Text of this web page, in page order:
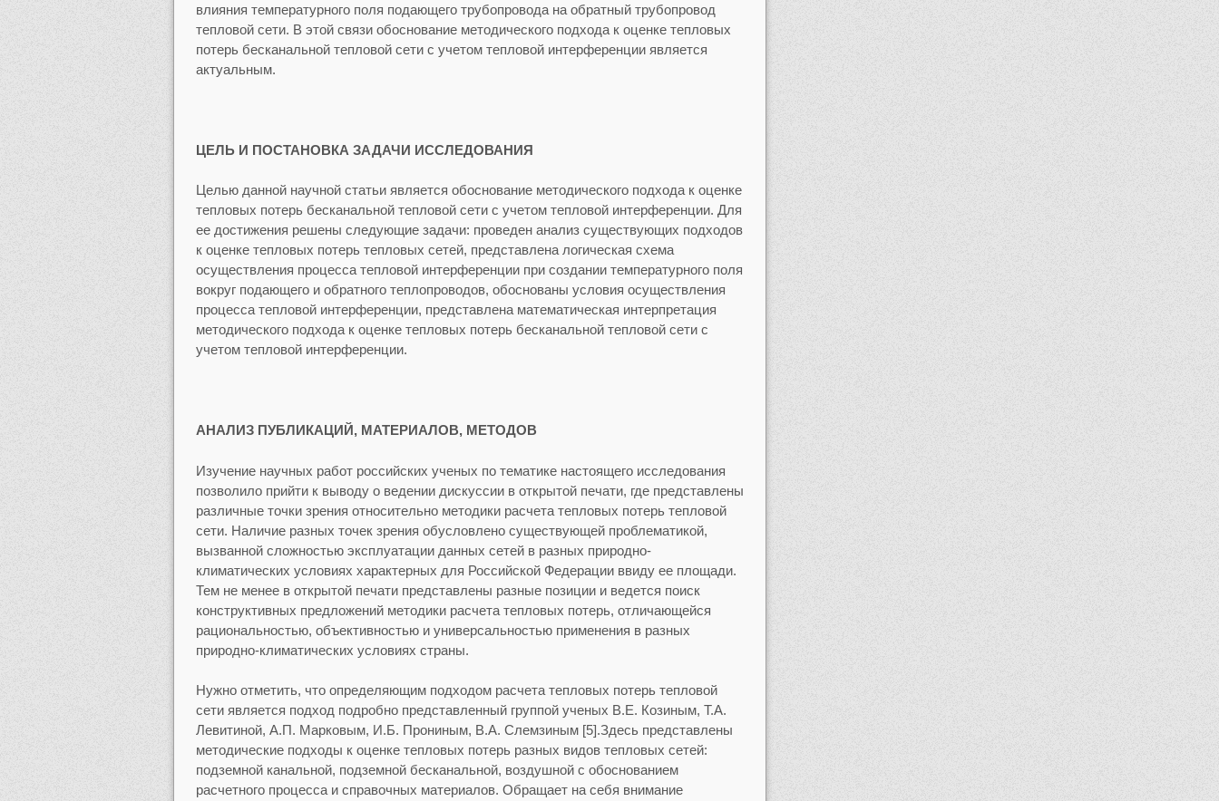
влияния температурного поля подающего трубопровода на обратный трубопровод
тепловой сети. В этой связи обоснование методического подхода к оценке тепловых
потерь бесканальной тепловой сети с учетом тепловой интерференции является
актуальным.
ЦЕЛЬ И ПОСТАНОВКА ЗАДАЧИ ИССЛЕДОВАНИЯ
Целью данной научной статьи является обоснование методического подхода к оценке
тепловых потерь бесканальной тепловой сети с учетом тепловой интерференции. Для
ее достижения решены следующие задачи: проведен анализ существующих подходов
к оценке тепловых потерь тепловых сетей, представлена логическая схема
осуществления процесса тепловой интерференции при создании температурного поля
вокруг подающего и обратного теплопроводов, обоснованы условия осуществления
процесса тепловой интерференции, представлена математическая интерпретация
методического подхода к оценке тепловых потерь бесканальной тепловой сети с
учетом тепловой интерференции.
АНАЛИЗ ПУБЛИКАЦИЙ, МАТЕРИАЛОВ, МЕТОДОВ
Изучение научных работ российских ученых по тематике настоящего исследования
позволило прийти к выводу о ведении дискуссии в открытой печати, где представлены
различные точки зрения относительно методики расчета тепловых потерь тепловой
сети. Наличие разных точек зрения обусловлено существующей проблематикой,
вызванной сложностью эксплуатации данных сетей в разных природно-
климатических условиях характерных для Российской Федерации ввиду ее площади.
Тем не менее в открытой печати представлены разные позиции и ведется поиск
конструктивных предложений методики расчета тепловых потерь, отличающейся
рациональностью, объективностью и универсальностью применения в разных
природно-климатических условиях страны.
Нужно отметить, что определяющим подходом расчета тепловых потерь тепловой
сети является подход подробно представленный группой ученых В.Е. Козиным, Т.А.
Левитиной, А.П. Марковым, И.Б. Прониным, В.А. Слемзиным [5].Здесь представлены
методические подходы к оценке тепловых потерь разных видов тепловых сетей:
подземной канальной, подземной бесканальной, воздушной с обоснованием
расчетного процесса и справочных материалов. Обращает на себя внимание